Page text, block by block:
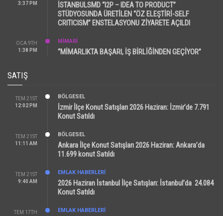
3:37 PM
İSTANBULSMD “I2P – IDEA TO PRODUCT”
STÜDYOSUNDA ÜRETİLEN “ÖZ ELEŞTİRİ-SELF
CRITICISM” ENSTELASYONU ZİYARETE AÇILDI
OCA 9TH
1:38 PM
MİMARİ
“MİMARLIKTA BAŞARI, İŞ BİRLİĞİNDEN GEÇİYOR”
SATIŞ
TEM 21ST
12:02 PM
BÖLGESEL
İzmir İlçe Konut Satışları 2026 Haziran: İzmir’de 7.791
Konut Satıldı
TEM 21ST
11:11 AM
BÖLGESEL
Ankara İlçe Konut Satışları 2026 Haziran: Ankara’da
11.699 konut Satıldı
TEM 21ST
9:40 AM
EMLAK HABERLERI
2026 Haziran İstanbul İlçe Satışları: İstanbul’da 24.084
Konut Satıldı
TEM 17TH
EMLAK HABERLERI